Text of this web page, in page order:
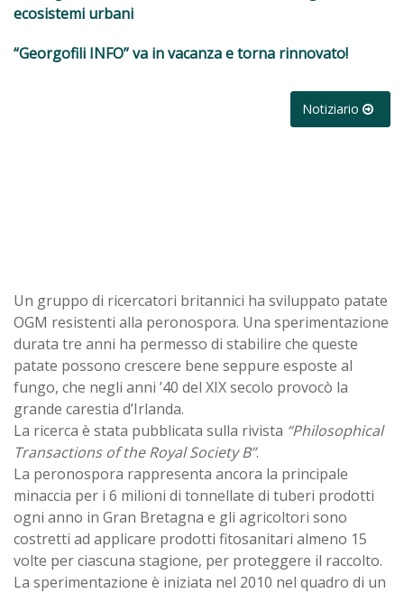
ecosistemi urbani
“Georgofili INFO” va in vacanza e torna rinnovato!
Notiziario
Un gruppo di ricercatori britannici ha sviluppato patate
OGM resistenti alla peronospora. Una sperimentazione
durata tre anni ha permesso di stabilire che queste
patate possono crescere bene seppure esposte al
fungo, che negli anni ’40 del XIX secolo provocò la
grande carestia d’Irlanda.
La ricerca è stata pubblicata sulla rivista “Philosophical
Transactions of the Royal Society B”.
La peronospora rappresenta ancora la principale
minaccia per i 6 milioni di tonnellate di tuberi prodotti
ogni anno in Gran Bretagna e gli agricoltori sono
costretti ad applicare prodotti fitosanitari almeno 15
volte per ciascuna stagione, per proteggere il raccolto.
La sperimentazione è iniziata nel 2010 nel quadro di un